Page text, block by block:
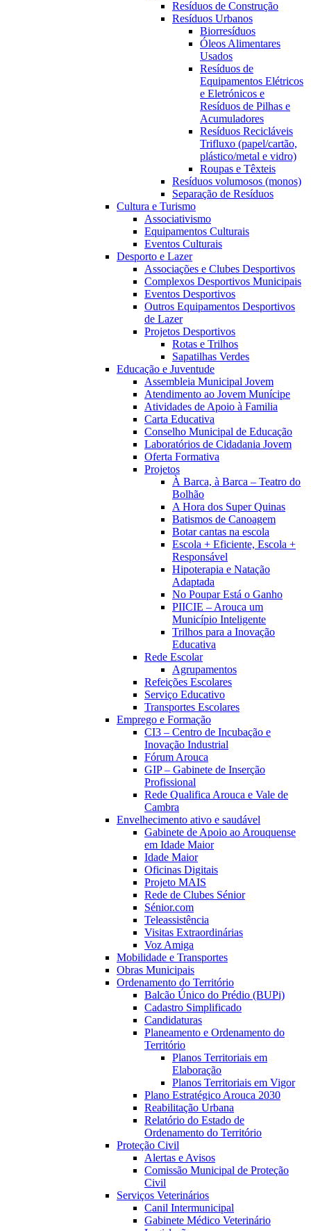
Resíduos de Construção
Resíduos Urbanos
Biorresíduos
Óleos Alimentares
Usados
Resíduos de
Equipamentos Elétricos
e Eletrónicos e
Resíduos de Pilhas e
Acumuladores
Resíduos Recicláveis
Trifluxo (papel/cartão,
plástico/metal e vidro)
Roupas e Têxteis
Resíduos volumosos (monos)
Separação de Resíduos
Cultura e Turismo
Associativismo
Equipamentos Culturais
Eventos Culturais
Desporto e Lazer
Associações e Clubes Desportivos
Complexos Desportivos Municipais
Eventos Desportivos
Outros Equipamentos Desportivos
de Lazer
Projetos Desportivos
Rotas e Trilhos
Sapatilhas Verdes
Educação e Juventude
Assembleia Municipal Jovem
Atendimento ao Jovem Munícipe
Atividades de Apoio à Familia
Carta Educativa
Conselho Municipal de Educação
Laboratórios de Cidadania Jovem
Oferta Formativa
Projetos
À Barca, à Barca – Teatro do
Bolhão
A Hora dos Super Quinas
Batismos de Canoagem
Botar cantas na escola
Escola + Eficiente, Escola +
Responsável
Hipoterapia e Natação
Adaptada
No Poupar Está o Ganho
PIICIE – Arouca um
Município Inteligente
Trilhos para a Inovação
Educativa
Rede Escolar
Agrupamentos
Refeições Escolares
Serviço Educativo
Transportes Escolares
Emprego e Formação
CI3 – Centro de Incubação e
Inovação Industrial
Fórum Arouca
GIP – Gabinete de Inserção
Profissional
Rede Qualifica Arouca e Vale de
Cambra
Envelhecimento ativo e saudável
Gabinete de Apoio ao Arouquense
em Idade Maior
Idade Maior
Oficinas Digitais
Projeto MAIS
Rede de Clubes Sénior
Sénior.com
Teleassistência
Visitas Extraordinárias
Voz Amiga
Mobilidade e Transportes
Obras Municipais
Ordenamento do Território
Balcão Único do Prédio (BUPi)
Cadastro Simplificado
Candidaturas
Planeamento e Ordenamento do
Território
Planos Territoriais em
Elaboração
Planos Territoriais em Vigor
Plano Estratégico Arouca 2030
Reabilitação Urbana
Relatório do Estado de
Ordenamento do Território
Proteção Civil
Alertas e Avisos
Comissão Municipal de Proteção
Civil
Serviços Veterinários
Canil Intermunicipal
Gabinete Médico Veterinário